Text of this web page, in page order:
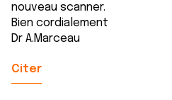
nouveau scanner.
Bien cordialement
Dr A.Marceau
Citer